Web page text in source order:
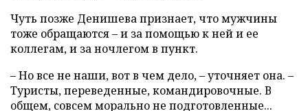
Чуть позже Денишева признает, что мужчины
тоже обращаются – и за помощью к ней и ее
коллегам, и за ночлегом в пункт.
– Но все не наши, вот в чем дело, – уточняет она. –
Туристы, переведенные, командировочные. В
общем, совсем морально не подготовленные...